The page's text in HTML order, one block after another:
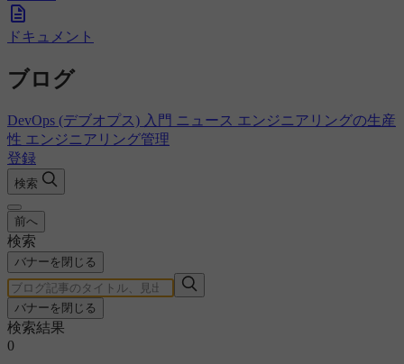
ドキュメント
ブログ
DevOps (デブオプス) 入門 ニュース エンジニアリングの生産
性 エンジニアリング管理
登録
検索
前へ
検索
バナーを閉じる
バナーを閉じる
検索結果
0